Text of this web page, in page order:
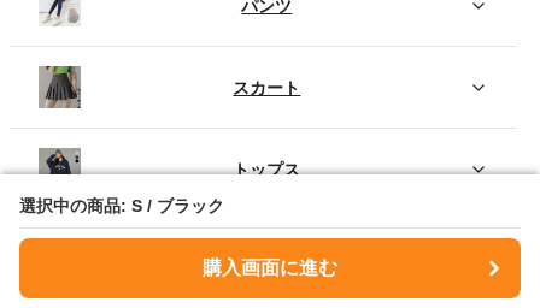
選択中の商品: S / ブラック
購入画面に進む
選択中の商品: S / ブラック
購入画面に進む
パンツ
スカート
トップス